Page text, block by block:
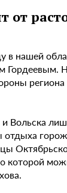
от
нашей
Гордеевым.
Вольска
которой